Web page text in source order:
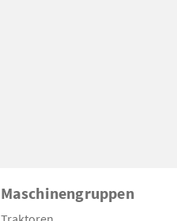
Maschinengruppen